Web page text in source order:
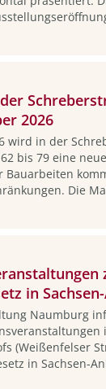
2026
wird in der
bis 79 eine
Bauarbeiten
Die
in
Naumburg
(Weißenfelser
in Sachsen-